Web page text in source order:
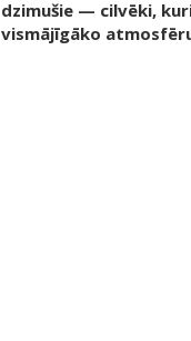
dzimušie — cilvēki,
vismājīgāko